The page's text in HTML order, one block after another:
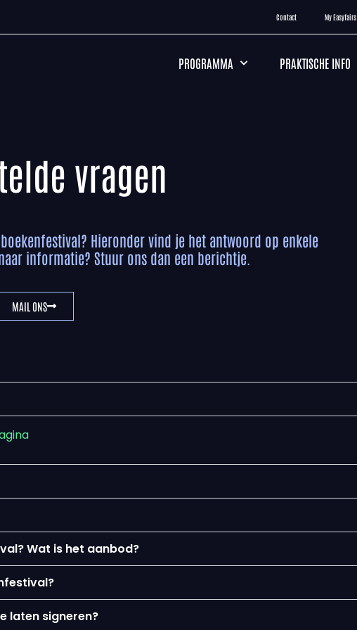
Contact My Easyfairs
PROGRAMMA PRAKTISCHE INFO
vragen
Hieronder vind je het antwoord op enkele
informatie? Stuur ons dan een berichtje.
MAIL ONS
Wat is het aanbod?
laten signeren?